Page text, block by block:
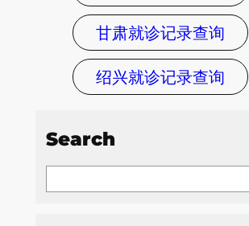
甘肃就诊记录查询
绍兴就诊记录查询
Search